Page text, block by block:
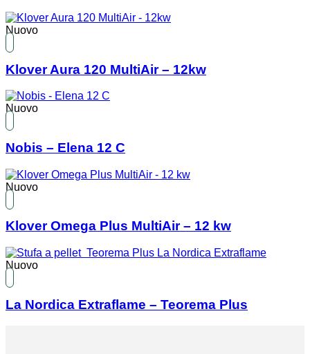
Nuovo
Klover Aura 120 MultiAir – 12kw
Nuovo
Nobis – Elena 12 C
Nuovo
Klover Omega Plus MultiAir – 12 kw
Nuovo
La Nordica Extraflame – Teorema Plus